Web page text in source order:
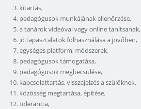
kitartás,
pedagógusok munkájának ellenőrzése,
a tanárok videóval vagy online tanítsanak,
jó tapasztalatok fölhasználása a jövőben,
egységes platform, módszerek,
pedagógusok támogatása,
pedagógusok megbecsülése,
kapcsolattartás, visszajelzés a szülőknek,
közösség megtartása, építése,
tolerancia,